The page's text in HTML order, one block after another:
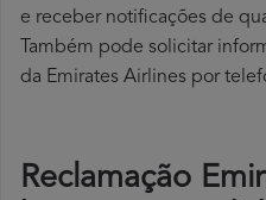
e receber notificações de
Também pode solicitar
da Emirates Airlines por
Reclamação